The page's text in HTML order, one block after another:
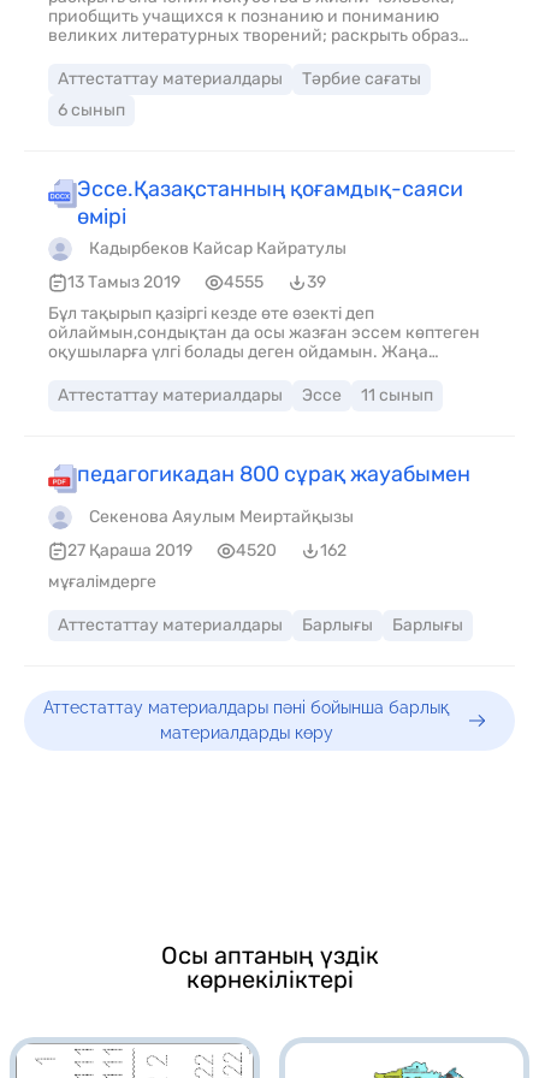
приобщить учащихся к познанию и пониманию
великих литературных творений; раскрыть образ
навыки учащихся; воспитать у обучающихся чувство
гражданственности и патриотизма, любви к Родине
Аттестаттау материалдары
Тәрбие сағаты
6 сынып
Эссе.Қазақстанның қоғамдық-саяси
өмірі
Кадырбеков Кайсар Кайратулы
13 Тамыз 2019
4555
39
Бұл тақырып қазіргі кезде өте өзекті деп
ойлаймын,сондықтан да осы жазған эссем көптеген
оқушыларға үлгі болады деген ойдамын. Жаңа
оқушылар қиындыққа кездесіп жүргендігі шындық.
Оқушыларға көмек ретінде осы эссені ұсынып
Аттестаттау материалдары Эссе 11 сынып
педагогикадан 800 сұрақ жауабымен
Секенова Аяулым Меиртайқызы
27 Қараша 2019
4520
162
мұғалімдерге
Аттестаттау материалдары Барлығы Барлығы
Аттестаттау материалдары пәні бойынша барлық
материалдарды көру
Осы аптаның үздік
көрнекіліктері